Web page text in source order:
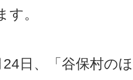
す。
日、「谷保村の